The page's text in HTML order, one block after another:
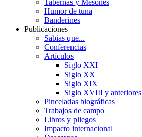
Tabernas y Mesones
Humor de tuna
Banderines
Publicaciones
Sabias que...
Conferencias
Artículos
Siglo XXI
Siglo XX
Siglo XIX
Siglo XVIII y anteriores
Pinceladas biográficas
Trabajos de campo
Libros y pliegos
Impacto internacional